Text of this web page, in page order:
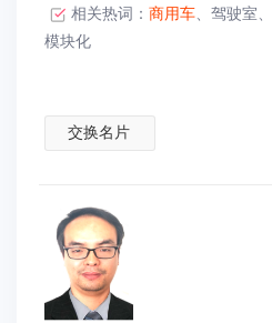
相关热词： 商用车、 驾驶室、
模块化
交换名片